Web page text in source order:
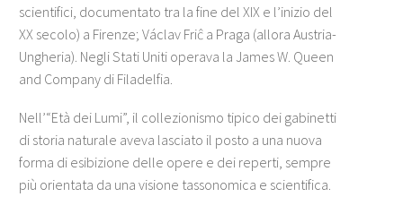
scientifici, documentato tra la fine del XIX e l’inizio del
XX secolo) a Firenze; Václav Friĉ a Praga (allora Austria-
Ungheria). Negli Stati Uniti operava la James W. Queen
and Company di Filadelfia.
Nell’“Età dei Lumi”, il collezionismo tipico dei gabinetti
di storia naturale aveva lasciato il posto a una nuova
forma di esibizione delle opere e dei reperti, sempre
più orientata da una visione tassonomica e scientifica.